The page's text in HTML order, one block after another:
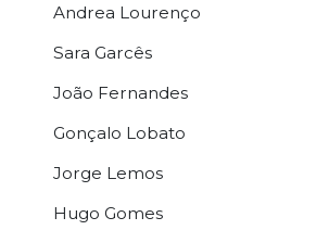
Andrea Lourenço
Sara Garcês
João Fernandes
Gonçalo Lobato
Jorge Lemos
Hugo Gomes